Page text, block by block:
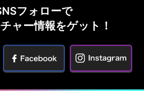
フォローで
ャー情報をゲット！